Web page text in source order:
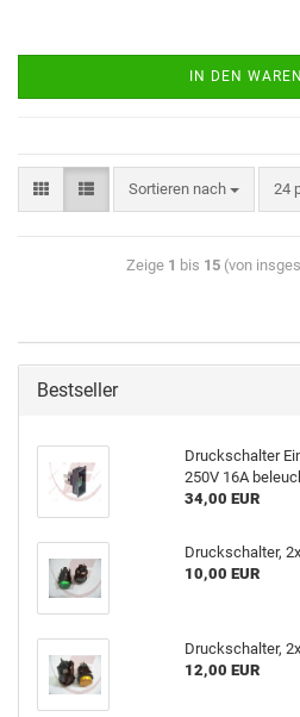
IN DEN
Sortieren nach 24
Zeige 1 bis 15(von
Bestseller
Druckschalter
250V 16A
34,00 EUR
Druckschalter,
10,00 EUR
Druckschalter,
12,00 EUR